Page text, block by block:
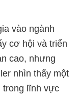
vào ngành
cơ hội và triển
cao, nhưng
nhìn thấy một
trong lĩnh vực